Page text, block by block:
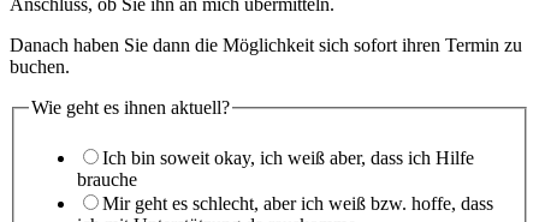
Anschluss, ob Sie ihn an mich übermitteln.
Danach haben Sie dann die Möglichkeit sich sofort ihren Termin zu
buchen.
Wie geht es ihnen aktuell?
Ich bin soweit okay, ich weiß aber, dass ich Hilfe
brauche
Mir geht es schlecht, aber ich weiß bzw. hoffe, dass